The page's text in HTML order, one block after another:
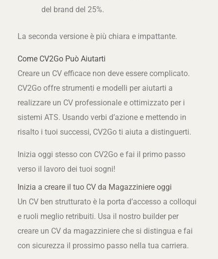
del brand del 25%.
La seconda versione è più chiara e impattante.
Come CV2Go Può Aiutarti
Creare un CV efficace non deve essere complicato.
CV2Go offre strumenti e modelli per aiutarti a
realizzare un CV professionale e ottimizzato per i
sistemi ATS. Usando verbi d’azione e mettendo in
risalto i tuoi successi, CV2Go ti aiuta a distinguerti.
Inizia oggi stesso con CV2Go e fai il primo passo
verso il lavoro dei tuoi sogni!
Inizia a creare il tuo CV da Magazziniere oggi
Un CV ben strutturato è la porta d’accesso a colloqui
e ruoli meglio retribuiti. Usa il nostro builder per
creare un CV da magazziniere che si distingua e fai
con sicurezza il prossimo passo nella tua carriera.